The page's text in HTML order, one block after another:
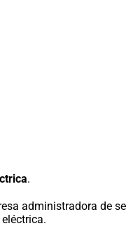
.
administradora de